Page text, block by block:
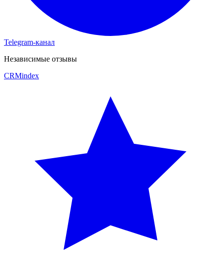
Telegram-канал
Независимые отзывы
CRMindex